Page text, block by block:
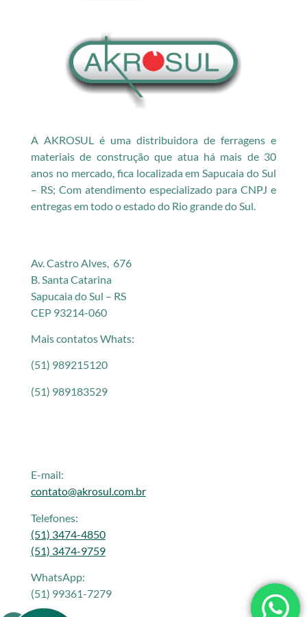
A AKROSUL é uma distribuidora de ferragens e
materiais de construção que atua há mais de 30
anos no mercado, fica localizada em Sapucaia do Sul
– RS; Com atendimento especializado para CNPJ e
entregas em todo o estado do Rio grande do Sul.
Av. Castro Alves, 676
B. Santa Catarina
Sapucaia do Sul – RS
CEP 93214-060
Mais contatos Whats:
(51) 989215120
(51) 989183529
E-mail:
contato@akrosul.com.br
Telefones:
(51) 3474-4850
(51) 3474-9759
WhatsApp:
(51) 99361-7279